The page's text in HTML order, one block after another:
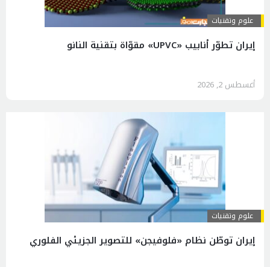
علوم وتقنيات
إيران تطوّر أنابيب «UPVC» مقوّاة بتقنية النانو
أغسطس 2, 2026
علوم وتقنيات
إيران توطّن نظام «فلوفيجن» للتصوير الجزيئي الفلوري